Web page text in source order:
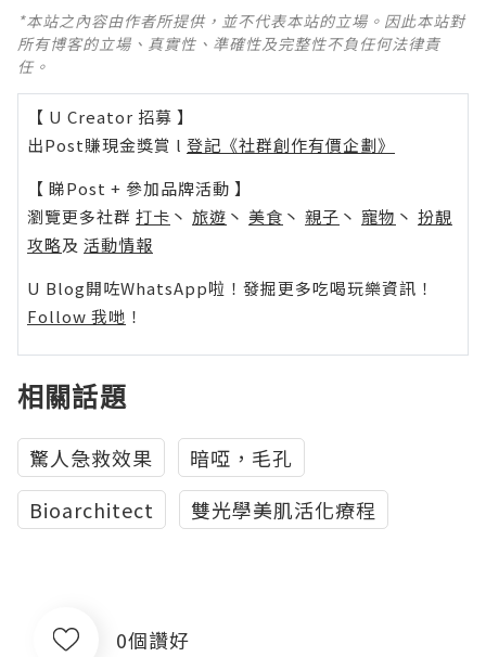
*本站之內容由作者所提供，並不代表本站的立場。因此本站對
所有博客的立場、真實性、準確性及完整性不負任何法律責
任。
【 U Creator 招募 】
出Post賺現金獎賞 l 登記《社群創作有價企劃》
【 睇Post + 參加品牌活動 】
瀏覽更多社群 打卡 丶 旅遊 丶 美食 丶 親子 丶 寵物 丶 扮靚
攻略及 活動情報
U Blog開咗WhatsApp啦！發掘更多吃喝玩樂資訊！
Follow 我哋 ！
相關話題
驚人急救效果
暗啞，毛孔
Bioarchitect
雙光學美肌活化療程
0個讚好